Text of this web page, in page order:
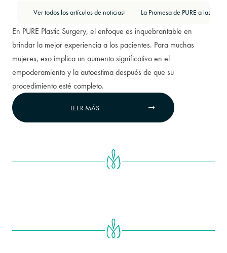
Ver todos los artículos de noticias La Promesa de PURE a las
En PURE Plastic Surgery, el enfoque es inquebrantable en
brindar la mejor experiencia a los pacientes. Para muchas
mujeres, eso implica un aumento significativo en el
empoderamiento y la autoestima después de que su
procedimiento esté completo.

LEER MÁS